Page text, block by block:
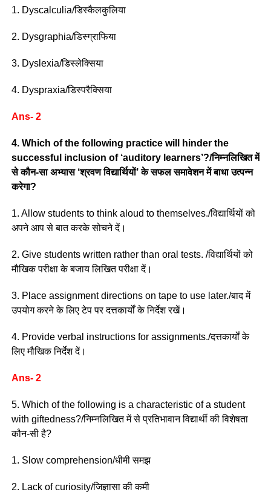
1. Dyscalculia/डिस्कैलकुलिया
2. Dysgraphia/डिस्ग्राफिया
3. Dyslexia/डिस्लेक्सिया
4. Dyspraxia/डिस्परैक्सिया
Ans- 2
4. Which of the following practice will hinder the
successful inclusion of ‘auditory learners’?/निम्नलिखित में
से कौन-सा अभ्यास ‘श्रवण विद्यार्थियों’ के सफल समावेशन में बाधा उत्पन्न
करेगा?
1. Allow students to think aloud to themselves./विद्यार्थियों को
अपने आप से बात करके सोचने दें।
2. Give students written rather than oral tests. /विद्यार्थियों को
मौखिक परीक्षा के बजाय लिखित परीक्षा दें।
3. Place assignment directions on tape to use later./बाद में
उपयोग करने के लिए टेप पर दत्तकार्यों के निर्देश रखें।
4. Provide verbal instructions for assignments./दत्तकार्यों के
लिए मौखिक निर्देश दें।
Ans- 2
5. Which of the following is a characteristic of a student
with giftedness?/निम्नलिखित में से प्रतिभावान विद्यार्थी की विशेषता
कौन-सी है?
1. Slow comprehension/धीमी समझ
2. Lack of curiosity/जिज्ञासा की कमी